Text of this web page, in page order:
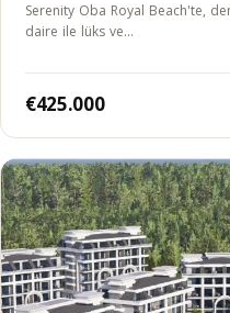
Serenity Oba Royal Beach'te,
daire ile lüks ve…
€425.000